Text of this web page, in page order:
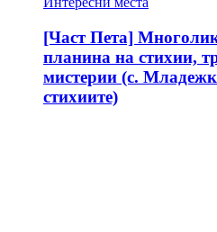
[Част Пета]
планина на стихии,
мистерии (с.
стихиите)